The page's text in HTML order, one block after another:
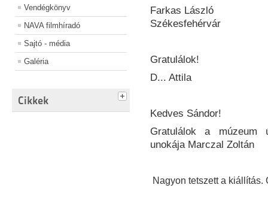
Vendégkönyv
NAVA filmhíradó
Sajtó - média
Galéria
Cikkek
Farkas László
Székesfehérvár
Gratulálok!
D... Attila
Kedves Sándor!
Gratulálok a múzeum
unokája Marczal Zoltán
Nagyon tetszett a kiállítás.